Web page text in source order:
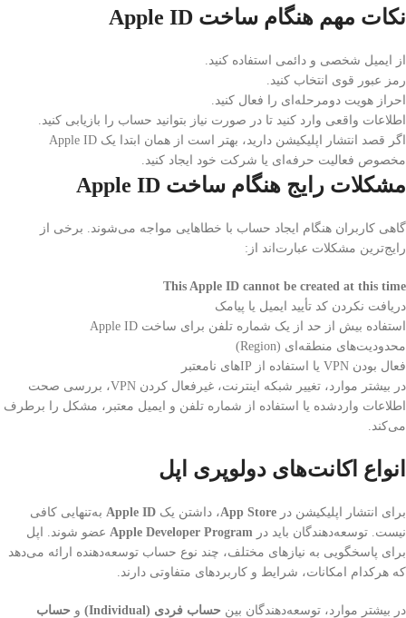
نکات مهم هنگام ساخت Apple ID
از ایمیل شخصی و دائمی استفاده کنید.
رمز عبور قوی انتخاب کنید.
احراز هویت دومرحله‌ای را فعال کنید.
اطلاعات واقعی وارد کنید تا در صورت نیاز بتوانید حساب را بازیابی کنید.
اگر قصد انتشار اپلیکیشن دارید، بهتر است از همان ابتدا یک Apple ID
مخصوص فعالیت حرفه‌ای یا شرکت خود ایجاد کنید.
مشکلات رایج هنگام ساخت Apple ID
گاهی کاربران هنگام ایجاد حساب با خطاهایی مواجه می‌شوند. برخی از
رایج‌ترین مشکلات عبارت‌اند از:
This Apple ID cannot be created at this time
دریافت نکردن کد تأیید ایمیل یا پیامک
استفاده بیش از حد از یک شماره تلفن برای ساخت Apple ID
محدودیت‌های منطقه‌ای (Region)
فعال بودن VPN یا استفاده از IPهای نامعتبر
در بیشتر موارد، تغییر شبکه اینترنت، غیرفعال کردن VPN، بررسی صحت
اطلاعات واردشده یا استفاده از شماره تلفن و ایمیل معتبر، مشکل را برطرف
می‌کند.
انواع اکانت‌های دولوپری اپل
برای انتشار اپلیکیشن در App Store، داشتن یک Apple ID به‌تنهایی کافی
نیست. توسعه‌دهندگان باید در Apple Developer Program عضو شوند. اپل
برای پاسخگویی به نیازهای مختلف، چند نوع حساب توسعه‌دهنده ارائه می‌دهد
که هرکدام امکانات، شرایط و کاربردهای متفاوتی دارند.
در بیشتر موارد، توسعه‌دهندگان بین حساب فردی (Individual) و حساب